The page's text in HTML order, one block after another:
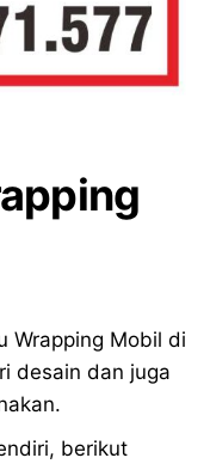
Wrapping Mobil di
desain dan juga
berikut